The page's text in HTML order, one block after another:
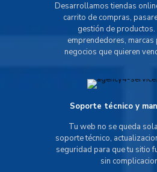
Desarrollamos tiendas
carrito de compras,
gestión de productos.
emprendedores,
negocios que quieren
Soporte técnico y
Tu web no se queda
soporte técnico,
seguridad para que tu sitio
sin